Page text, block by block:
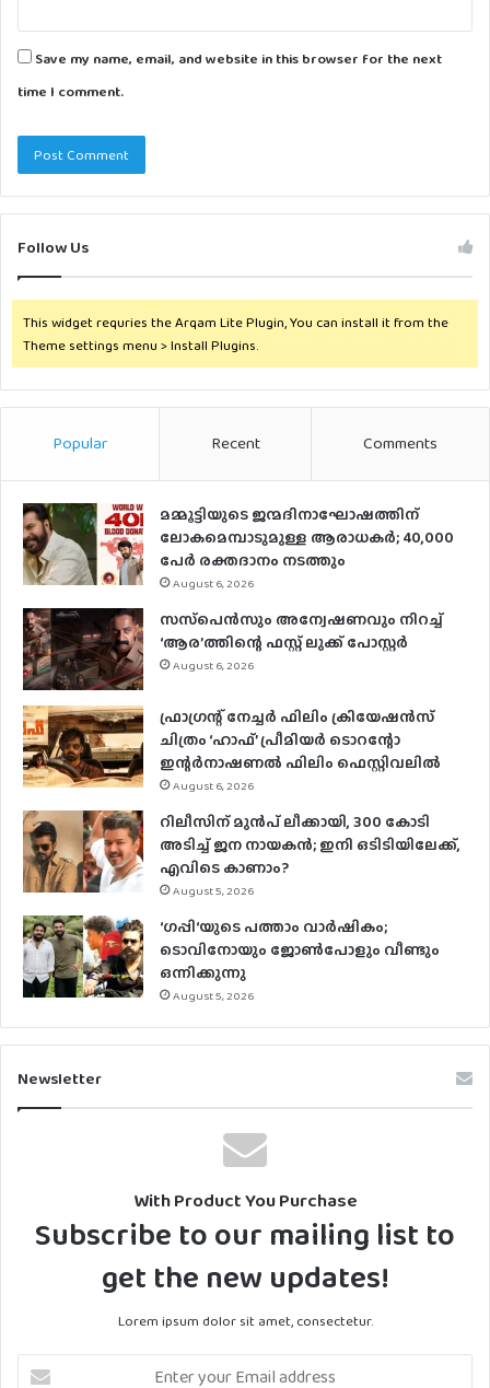
Save my name, email, and website in this browser for the next
time I comment.
Follow Us
This widget requries the Arqam Lite Plugin, You can install it from the
Theme settings menu > Install Plugins.
Popular Recent Comments
മമ്മൂട്ടിയുടെ ജന്മദിനാഘോഷത്തിന്
ലോകമെമ്പാടുമുള്ള ആരാധകര്‍; 40,000
പേര്‍ രക്തദാനം നടത്തും
August 6, 2026
സസ്‌പെന്‍സും അന്വേഷണവും നിറച്ച്
‘ആര’ത്തിന്റെ ഫസ്റ്റ് ലുക്ക് പോസ്റ്റര്‍
August 6, 2026
ഫ്രാഗ്രന്റ് നേച്ചര്‍ ഫിലിം ക്രിയേഷന്‍സ്
ചിത്രം ‘ഹാഫ്’ പ്രീമിയര്‍ ടൊറന്റോ
ഇന്റര്‍നാഷണല്‍ ഫിലിം ഫെസ്റ്റിവലില്‍
August 6, 2026
റിലീസിന് മുൻപ് ലീക്കായി, 300 കോടി
അടിച്ച് ജന നായകൻ; ഇനി ഒടിടിയിലേക്ക്,
എവിടെ കാണാം?
August 5, 2026
‘ഗപ്പി‘യുടെ പത്താം വാർഷികം;
ടൊവിനോയും ജോൺപോളും വീണ്ടും
ഒന്നിക്കുന്നു
August 5, 2026
Newsletter
With Product You Purchase
Subscribe to our mailing list to
get the new updates!
Lorem ipsum dolor sit amet, consectetur.
Enter